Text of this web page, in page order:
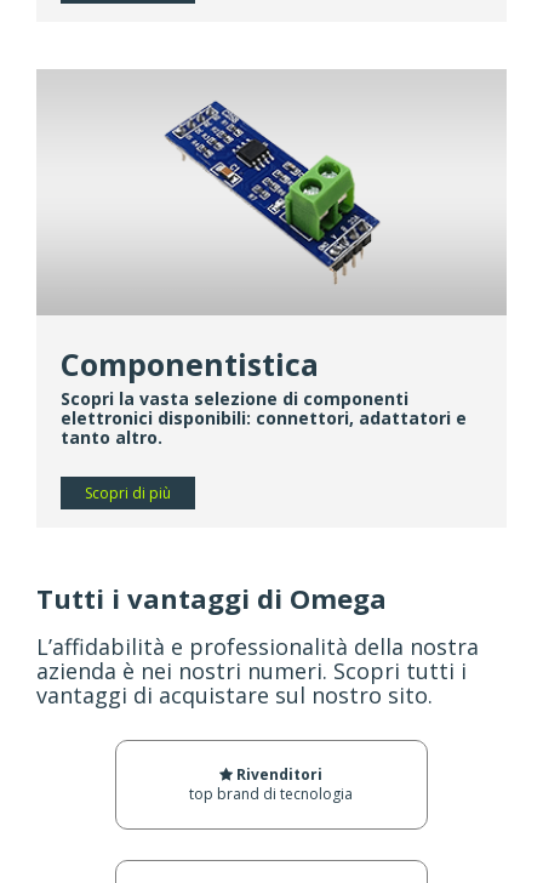
Componentistica
Scopri la vasta selezione di componenti
elettronici disponibili: connettori, adattatori e
tanto altro.
Scopri di più
Tutti i vantaggi di Omega
L’affidabilità e professionalità della nostra
azienda è nei nostri numeri. Scopri tutti i
vantaggi di acquistare sul nostro sito.
Rivenditori
top brand di tecnologia